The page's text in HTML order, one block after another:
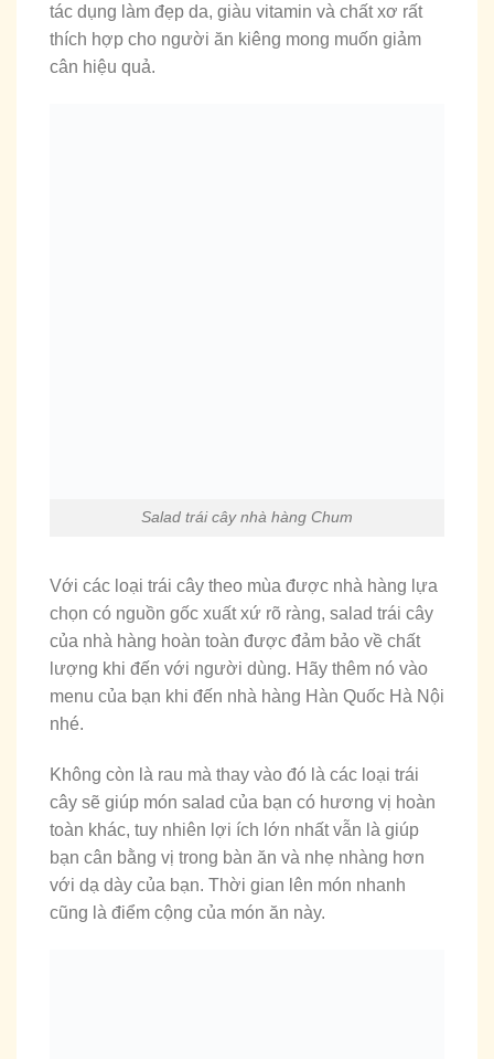
tác dụng làm đẹp da, giàu vitamin và chất xơ rất
thích hợp cho người ăn kiêng mong muốn giảm
cân hiệu quả.
Salad trái cây nhà hàng Chum
Với các loại trái cây theo mùa được nhà hàng lựa
chọn có nguồn gốc xuất xứ rõ ràng, salad trái cây
của nhà hàng hoàn toàn được đảm bảo về chất
lượng khi đến với người dùng. Hãy thêm nó vào
menu của bạn khi đến nhà hàng Hàn Quốc Hà Nội
nhé.
Không còn là rau mà thay vào đó là các loại trái
cây sẽ giúp món salad của bạn có hương vị hoàn
toàn khác, tuy nhiên lợi ích lớn nhất vẫn là giúp
bạn cân bằng vị trong bàn ăn và nhẹ nhàng hơn
với dạ dày của bạn. Thời gian lên món nhanh
cũng là điểm cộng của món ăn này.